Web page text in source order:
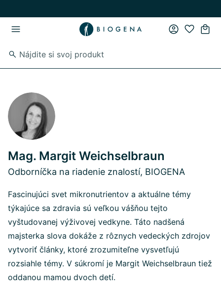
Mag. Margit Weichselbraun
Odborníčka na riadenie znalostí, BIOGENA
Fascinujúci svet mikronutrientov a aktuálne témy
týkajúce sa zdravia sú veľkou vášňou tejto
vyštudovanej výživovej vedkyne. Táto nadšená
majsterka slova dokáže z rôznych vedeckých zdrojov
vytvoriť články, ktoré zrozumiteľne vysvetľujú
rozsiahle témy. V súkromí je Margit Weichselbraun tiež
oddanou mamou dvoch detí.